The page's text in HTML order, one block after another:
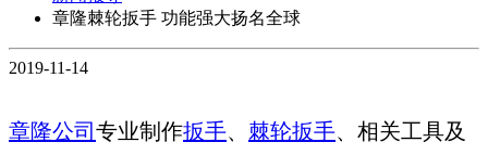
章隆棘轮扳手 功能强大扬名全球
2019-11-14
章隆公司 专业制作扳手、 棘轮扳手、相关工具及